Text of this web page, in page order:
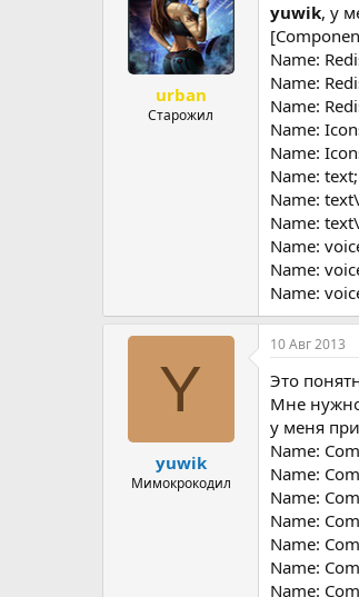
urban
Старожил
yuwik, у
Name:
Name:
Name:
Name:
Name:
Name:
Name:
Name:
Name:
Name:
Name:
Y
yuwik
Мимокрокодил
10 Авг 2013
Это
Мне
у меня
Name:
Name:
Name:
Name:
Name:
Name:
Name: